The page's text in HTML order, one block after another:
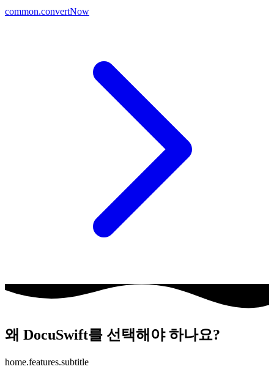
common.convertNow
왜 DocuSwift를 선택해야 하나요?
home.features.subtitle